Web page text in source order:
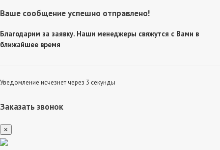
Ваше сообщение успешно отправлено!
Благодарим за заявку. Наши менеджеры свяжутся с Вами в
ближайшее время
Уведомление исчезнет через 3 секунды
Заказать звонок
×